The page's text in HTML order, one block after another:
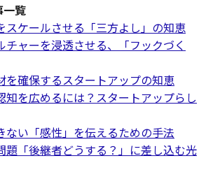
一覧
スケールさせる「三方よし」の知恵
チャーを浸透させる、「フックづく
を確保するスタートアップの知恵
知を広めるには？スタートアップらし
ない「感性」を伝えるための手法
題「後継者どうする？」に差し込む光